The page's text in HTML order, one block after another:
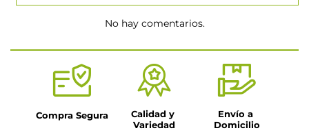
No hay comentarios.
Compra Segura
Calidad y
Variedad
Envío a
Domicilio